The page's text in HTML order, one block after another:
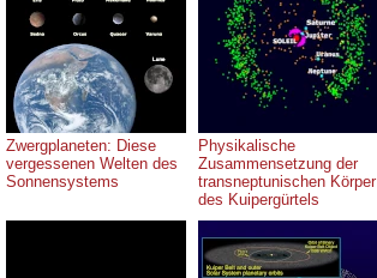
Zwergplaneten: Diese
vergessenen Welten des
Sonnensystems
Physikalische
Zusammensetzung der
transneptunischen Körper
des Kuipergürtels